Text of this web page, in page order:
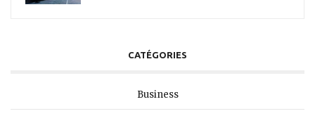
CATÉGORIES
Business